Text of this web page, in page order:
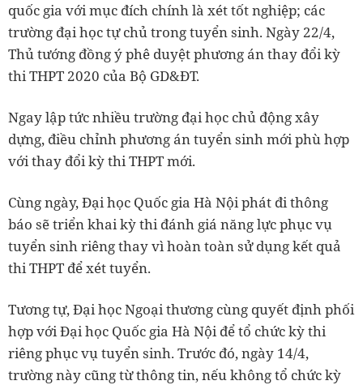
quốc gia với mục đích chính là xét tốt nghiệp; các
trường đại học tự chủ trong tuyển sinh. Ngày 22/4,
Thủ tướng đồng ý phê duyệt phương án thay đổi kỳ
thi THPT 2020 của Bộ GD&ĐT.
Ngay lập tức nhiều trường đại học chủ động xây
dựng, điều chỉnh phương án tuyển sinh mới phù hợp
với thay đổi kỳ thi THPT mới.
Cùng ngày, Đại học Quốc gia Hà Nội phát đi thông
báo sẽ triển khai kỳ thi đánh giá năng lực phục vụ
tuyển sinh riêng thay vì hoàn toàn sử dụng kết quả
thi THPT để xét tuyển.
Tương tự, Đại học Ngoại thương cùng quyết định phối
hợp với Đại học Quốc gia Hà Nội để tổ chức kỳ thi
riêng phục vụ tuyển sinh. Trước đó, ngày 14/4,
trường này cũng từ thông tin, nếu không tổ chức kỳ